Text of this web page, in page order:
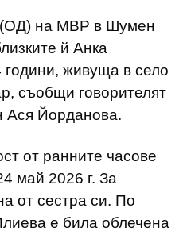
(ОД) на МВР в Шумен
й Анка
живуща в село
съобщи говорителят
Йорданова.
от ранните часове
май 2026 г. За
от сестра си. По
е била облечена